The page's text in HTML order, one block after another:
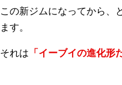
この新ジムになってから、
ます。
それは 「イーブイの進化形